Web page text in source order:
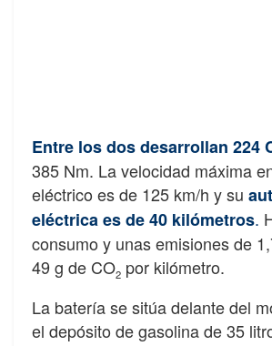
Entre los dos desarrollan 224
385 Nm. La velocidad máxima
eléctrico es de 125 km/h y su
eléctrica es de 40 kilómetros.
consumo y unas emisiones de
49 g de CO2 por kilómetro.
La batería se sitúa delante del
el depósito de gasolina de 35